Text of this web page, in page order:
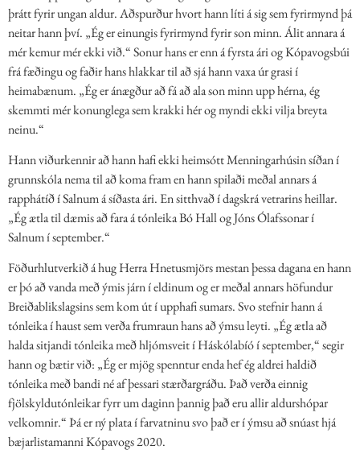
þrátt fyrir ungan aldur. Aðspurður hvort hann líti á sig sem fyrirmynd þá
neitar hann því. „Ég er einungis fyrirmynd fyrir son minn. Álit annara á
mér kemur mér ekki við.“ Sonur hans er enn á fyrsta ári og Kópavogsbúi
frá fæðingu og faðir hans hlakkar til að sjá hann vaxa úr grasi í
heimabænum. „Ég er ánægður að fá að ala son minn upp hérna, ég
skemmti mér konunglega sem krakki hér og myndi ekki vilja breyta
neinu.“
Hann viðurkennir að hann hafi ekki heimsótt Menningarhúsin síðan í
grunnskóla nema til að koma fram en hann spilaði meðal annars á
rapphátíð í Salnum á síðasta ári. En sitthvað í dagskrá vetrarins heillar.
„Ég ætla til dæmis að fara á tónleika Bó Hall og Jóns Ólafssonar í
Salnum í september.“
Föðurhlutverkið á hug Herra Hnetusmjörs mestan þessa dagana en hann
er þó að vanda með ýmis járn í eldinum og er meðal annars höfundur
Breiðablikslagsins sem kom út í upphafi sumars. Svo stefnir hann á
tónleika í haust sem verða frumraun hans að ýmsu leyti. „Ég ætla að
halda sitjandi tónleika með hljómsveit í Háskólabíó í september,“ segir
hann og bætir við: „Ég er mjög spenntur enda hef ég aldrei haldið
tónleika með bandi né af þessari stærðargráðu. Það verða einnig
fjölskyldutónleikar fyrr um daginn þannig það eru allir aldurshópar
velkomnir.“ Þá er ný plata í farvatninu svo það er í ýmsu að snúast hjá
bæjarlistamanni Kópavogs 2020.